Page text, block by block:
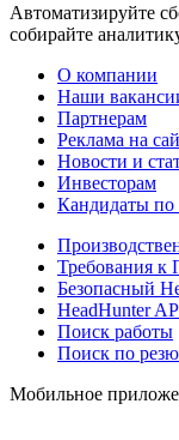
Автоматизируйте
собирайте
О компании
Наши
Партнерам
Реклама на
Новости и
Инвесторам
Кандидаты по
Требования к
Безопасный
HeadHunter
Поиск работы
Поиск по
Мобильное